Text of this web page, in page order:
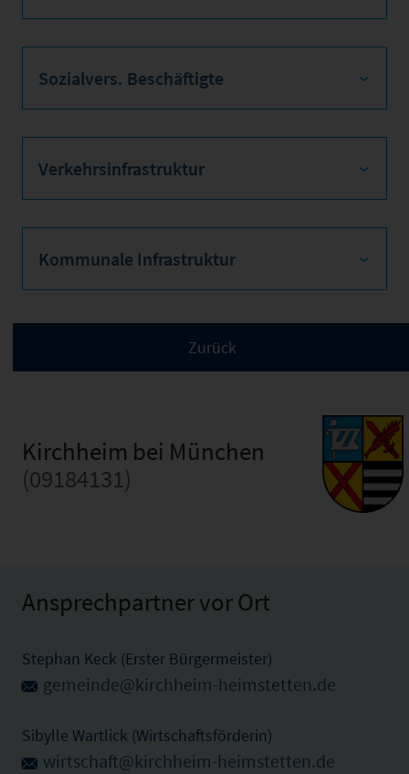
Sozialvers. Beschäftigte
Verkehrsinfrastruktur
Kommunale Infrastruktur
Kirchheim bei München
(09184131)
Ansprechpartner vor Ort
Stephan Keck (Erster Bürgermeister)
gemeinde@kirchheim-heimstetten.de
Sibylle Wartlick (Wirtschaftsförderin)
wirtschaft@kirchheim-heimstetten.de